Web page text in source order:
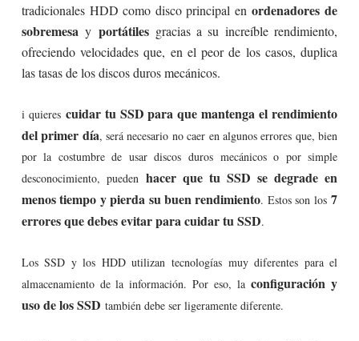
tradicionales HDD como disco principal enordenadores de
sobremesa y portátiles gracias a su increíble rendimiento,
ofreciendo velocidades que, en el peor de los casos, duplica
las tasas de los discos duros mecánicos.
i quieres cuidar tu SSD para que mantenga el rendimiento
del primer día, será necesario no caer en algunos errores que, bien
por la costumbre de usar discos duros mecánicos o por simple
desconocimiento, pueden hacer que tu SSD se degrade en
menos tiempo y pierda su buen rendimiento. Estos son los7
errores que debes evitar para cuidar tu SSD.
Los SSD y los HDD utilizan tecnologías muy diferentes para el
almacenamiento de la información. Por eso, laconfiguración y
uso de los SSD también debe ser ligeramente diferente.